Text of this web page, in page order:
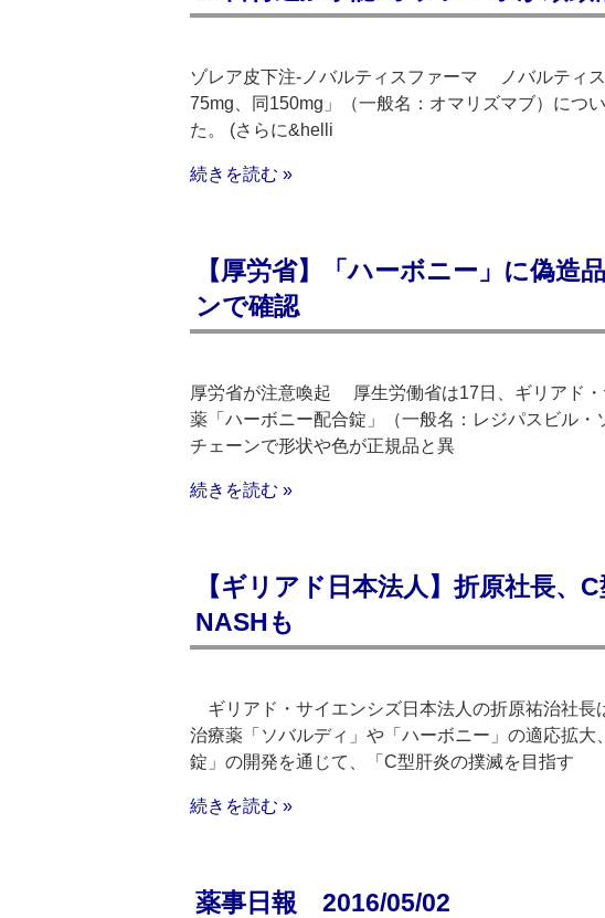
ゾレア皮下注‐ノバルティスファーマ ノバルティ
75mg、同150mg」（一般名：オマリズマブ）につ
た。 (さらに&helli
続きを読む »
【厚労省】「ハーボニー」に偽造
ンで確認
厚労省が注意喚起 厚生労働省は17日、ギリアド
薬「ハーボニー配合錠」（一般名：レジパスビル
チェーンで形状や色が正規品と異
続きを読む »
【ギリアド日本法人】折原社長、
NASHも
ギリアド・サイエンシズ日本法人の折原祐治社長
治療薬「ソバルディ」や「ハーボニー」の適応拡
錠」の開発を通じて、「C型肝炎の撲滅を目指す
続きを読む »
薬事日報 2016/05/02